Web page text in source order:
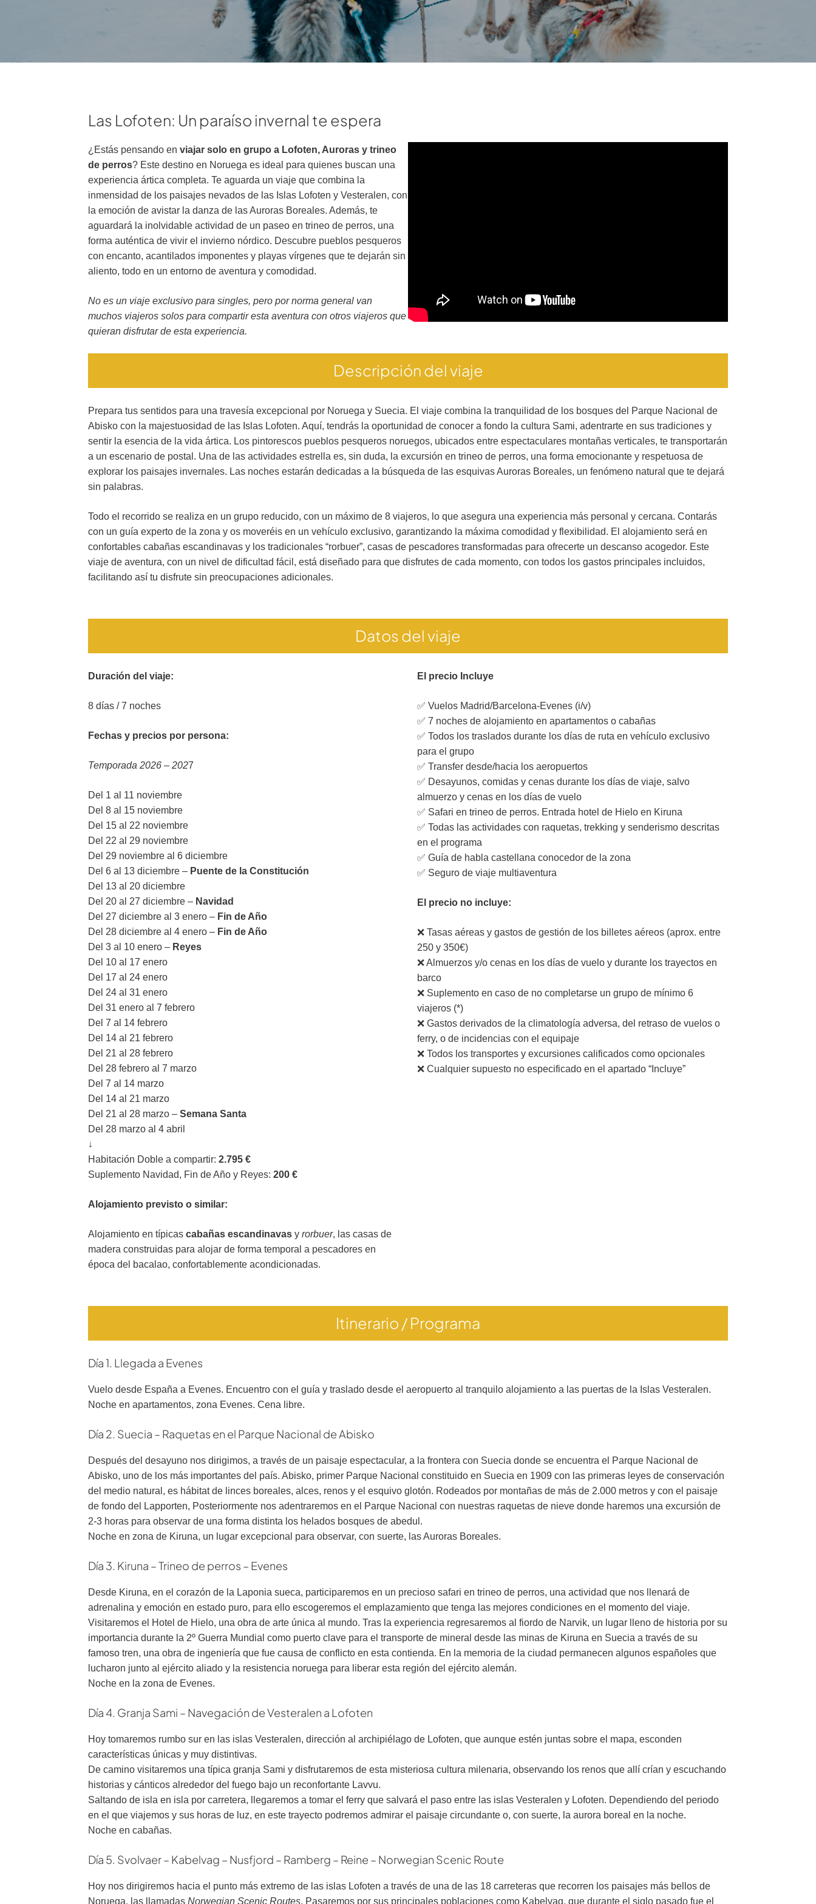
Las Lofoten: Un paraíso invernal te espera
¿Estás pensando en viajar solo en grupo a Lofoten, Auroras y trineo
de perros? Este destino en Noruega es ideal para quienes buscan una
experiencia ártica completa. Te aguarda un viaje que combina la
inmensidad de los paisajes nevados de las Islas Lofoten y Vesteralen, con
la emoción de avistar la danza de las Auroras Boreales. Además, te
aguardará la inolvidable actividad de un paseo en trineo de perros, una
forma auténtica de vivir el invierno nórdico. Descubre pueblos pesqueros
con encanto, acantilados imponentes y playas vírgenes que te dejarán sin
aliento, todo en un entorno de aventura y comodidad.
No es un viaje exclusivo para singles, pero por norma general van
muchos viajeros solos para compartir esta aventura con otros viajeros que
quieran disfrutar de esta experiencia.
Descripción del viaje
Prepara tus sentidos para una travesía excepcional por Noruega y Suecia. El viaje combina la tranquilidad de los bosques del Parque Nacional de
Abisko con la majestuosidad de las Islas Lofoten. Aquí, tendrás la oportunidad de conocer a fondo la cultura Sami, adentrarte en sus tradiciones y
sentir la esencia de la vida ártica. Los pintorescos pueblos pesqueros noruegos, ubicados entre espectaculares montañas verticales, te transportarán
a un escenario de postal. Una de las actividades estrella es, sin duda, la excursión en trineo de perros, una forma emocionante y respetuosa de
explorar los paisajes invernales. Las noches estarán dedicadas a la búsqueda de las esquivas Auroras Boreales, un fenómeno natural que te dejará
sin palabras.
Todo el recorrido se realiza en un grupo reducido, con un máximo de 8 viajeros, lo que asegura una experiencia más personal y cercana. Contarás
con un guía experto de la zona y os moveréis en un vehículo exclusivo, garantizando la máxima comodidad y flexibilidad. El alojamiento será en
confortables cabañas escandinavas y los tradicionales “rorbuer”, casas de pescadores transformadas para ofrecerte un descanso acogedor. Este
viaje de aventura, con un nivel de dificultad fácil, está diseñado para que disfrutes de cada momento, con todos los gastos principales incluidos,
facilitando así tu disfrute sin preocupaciones adicionales.
Datos del viaje
Duración del viaje:
8 días / 7 noches
Fechas y precios por persona:
Temporada 2026 – 2027
Del 1 al 11 noviembre
Del 8 al 15 noviembre
Del 15 al 22 noviembre
Del 22 al 29 noviembre
Del 29 noviembre al 6 diciembre
Del 6 al 13 diciembre – Puente de la Constitución
Del 13 al 20 diciembre
Del 20 al 27 diciembre – Navidad
Del 27 diciembre al 3 enero – Fin de Año
Del 28 diciembre al 4 enero – Fin de Año
Del 3 al 10 enero – Reyes
Del 10 al 17 enero
Del 17 al 24 enero
Del 24 al 31 enero
Del 31 enero al 7 febrero
Del 7 al 14 febrero
Del 14 al 21 febrero
Del 21 al 28 febrero
Del 28 febrero al 7 marzo
Del 7 al 14 marzo
Del 14 al 21 marzo
Del 21 al 28 marzo – Semana Santa
Del 28 marzo al 4 abril
↓
Habitación Doble a compartir: 2.795 €
Suplemento Navidad, Fin de Año y Reyes: 200 €
Alojamiento previsto o similar:
Alojamiento en típicas cabañas escandinavas y rorbuer, las casas de
madera construidas para alojar de forma temporal a pescadores en
época del bacalao, confortablemente acondicionadas.
El precio Incluye
✅ Vuelos Madrid/Barcelona-Evenes (i/v)
✅ 7 noches de alojamiento en apartamentos o cabañas
✅ Todos los traslados durante los días de ruta en vehículo exclusivo
para el grupo
✅ Transfer desde/hacia los aeropuertos
✅ Desayunos, comidas y cenas durante los días de viaje, salvo
almuerzo y cenas en los días de vuelo
✅ Safari en trineo de perros. Entrada hotel de Hielo en Kiruna
✅ Todas las actividades con raquetas, trekking y senderismo descritas
en el programa
✅ Guía de habla castellana conocedor de la zona
✅ Seguro de viaje multiaventura
El precio no incluye:
❌ Tasas aéreas y gastos de gestión de los billetes aéreos (aprox. entre
250 y 350€)
❌ Almuerzos y/o cenas en los días de vuelo y durante los trayectos en
barco
❌ Suplemento en caso de no completarse un grupo de mínimo 6
viajeros (*)
❌ Gastos derivados de la climatología adversa, del retraso de vuelos o
ferry, o de incidencias con el equipaje
❌ Todos los transportes y excursiones calificados como opcionales
❌ Cualquier supuesto no especificado en el apartado “Incluye”
Itinerario / Programa
Día 1. Llegada a Evenes
Vuelo desde España a Evenes. Encuentro con el guía y traslado desde el aeropuerto al tranquilo alojamiento a las puertas de la Islas Vesteralen.
Noche en apartamentos, zona Evenes. Cena libre.
Día 2. Suecia – Raquetas en el Parque Nacional de Abisko
Después del desayuno nos dirigimos, a través de un paisaje espectacular, a la frontera con Suecia donde se encuentra el Parque Nacional de
Abisko, uno de los más importantes del país. Abisko, primer Parque Nacional constituido en Suecia en 1909 con las primeras leyes de conservación
del medio natural, es hábitat de linces boreales, alces, renos y el esquivo glotón. Rodeados por montañas de más de 2.000 metros y con el paisaje
de fondo del Lapporten, Posteriormente nos adentraremos en el Parque Nacional con nuestras raquetas de nieve donde haremos una excursión de
2-3 horas para observar de una forma distinta los helados bosques de abedul.
Noche en zona de Kiruna, un lugar excepcional para observar, con suerte, las Auroras Boreales.
Día 3. Kiruna – Trineo de perros – Evenes
Desde Kiruna, en el corazón de la Laponia sueca, participaremos en un precioso safari en trineo de perros, una actividad que nos llenará de
adrenalina y emoción en estado puro, para ello escogeremos el emplazamiento que tenga las mejores condiciones en el momento del viaje.
Visitaremos el Hotel de Hielo, una obra de arte única al mundo. Tras la experiencia regresaremos al fiordo de Narvik, un lugar lleno de historia por su
importancia durante la 2º Guerra Mundial como puerto clave para el transporte de mineral desde las minas de Kiruna en Suecia a través de su
famoso tren, una obra de ingeniería que fue causa de conflicto en esta contienda. En la memoria de la ciudad permanecen algunos españoles que
lucharon junto al ejército aliado y la resistencia noruega para liberar esta región del ejército alemán.
Noche en la zona de Evenes.
Día 4. Granja Sami – Navegación de Vesteralen a Lofoten
Hoy tomaremos rumbo sur en las islas Vesteralen, dirección al archipiélago de Lofoten, que aunque estén juntas sobre el mapa, esconden
características únicas y muy distintivas.
De camino visitaremos una típica granja Sami y disfrutaremos de esta misteriosa cultura milenaria, observando los renos que allí crían y escuchando
historias y cánticos alrededor del fuego bajo un reconfortante Lavvu.
Saltando de isla en isla por carretera, llegaremos a tomar el ferry que salvará el paso entre las islas Vesteralen y Lofoten. Dependiendo del periodo
en el que viajemos y sus horas de luz, en este trayecto podremos admirar el paisaje circundante o, con suerte, la aurora boreal en la noche.
Noche en cabañas.
Día 5. Svolvaer – Kabelvag – Nusfjord – Ramberg – Reine – Norwegian Scenic Route
Hoy nos dirigiremos hacia el punto más extremo de las islas Lofoten a través de una de las 18 carreteras que recorren los paisajes más bellos de
Noruega, las llamadas Norwegian Scenic Routes. Pasaremos por sus principales poblaciones como Kabelvag, que durante el siglo pasado fue el